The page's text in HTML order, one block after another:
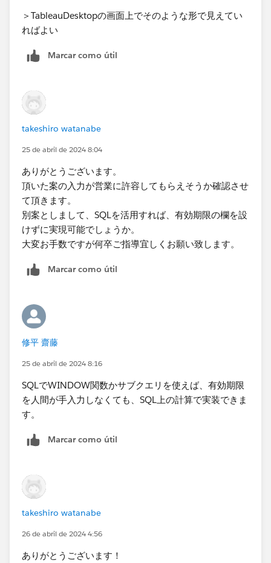
割合テーブルに加工を行わずにTableau上で表計算を書
いて対応することも不可能ではないのですが、難易度が
かなり上がるのでおすすめはしません。
＞TableauDesktopの画面上でそのような形で見えてい
ればよい​
Marcar como útil
takeshiro watanabe
25 de abril de 2024 8:04
ありがとうございます。
頂いた案の入力が営業に許容してもらえそうか確認させ
て頂きます。
別案としまして、SQLを活用すれば、有効期限の欄を設
けずに実現可能でしょうか。
大変お手数ですが何卒ご指導宜しくお願い致します。
Marcar como útil
修平 齋藤
25 de abril de 2024 8:16
SQLでWINDOW関数かサブクエリを使えば、有効期限
を人間が手入力しなくても、SQL上の計算で実装できま
す。
Marcar como útil
takeshiro watanabe
26 de abril de 2024 4:56
ありがとうございます！